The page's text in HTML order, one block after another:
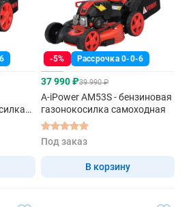
-5% Рассрочка 0-0-6
37 990 ₽39 990 ₽
A-iPower AM53S - бензиновая
газонокосилка самоходная
Под заказ
В корзину